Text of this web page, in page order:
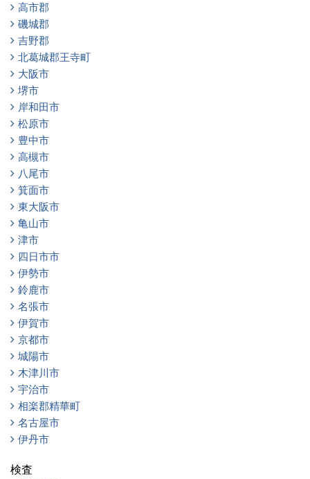
高市郡
磯城郡
吉野郡
北葛城郡王寺町
大阪市
堺市
岸和田市
松原市
豊中市
高槻市
八尾市
箕面市
東大阪市
亀山市
津市
四日市市
伊勢市
鈴鹿市
名張市
伊賀市
京都市
城陽市
木津川市
宇治市
相楽郡精華町
名古屋市
伊丹市
検査